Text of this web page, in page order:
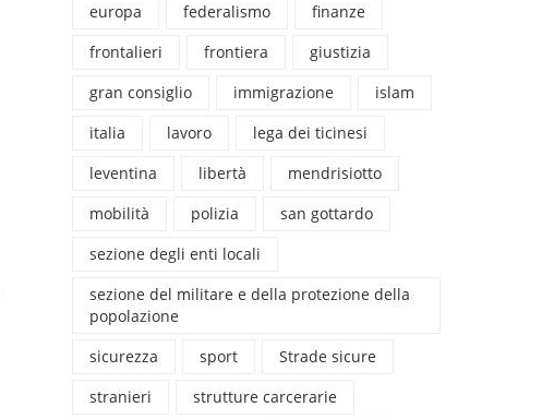
europa
federalismo
finanze
frontalieri
frontiera
giustizia
gran consiglio
immigrazione
islam
italia
lavoro
lega dei ticinesi
leventina
libertà
mendrisiotto
mobilità
polizia
san gottardo
sezione degli enti locali
sezione del militare e della protezione della
popolazione
sicurezza
sport
Strade sicure
stranieri
strutture carcerarie